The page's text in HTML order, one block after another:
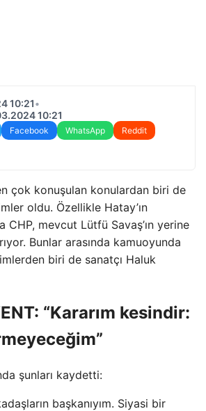
10:21•
10:21
Facebook WhatsApp
Reddit
çok konuşulan konulardan biri de
oldu. Özellikle Hatay’ın
CHP, mevcut Lütfü Savaş’ın yerine
Bunlar arasında kamuoyunda
biri de sanatçı Haluk
“Kararım kesindir:
şunları kaydetti:
başkanıyım. Siyasi bir